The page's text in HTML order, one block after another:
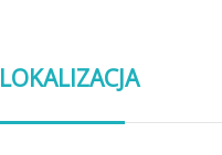
LOKALIZACJA